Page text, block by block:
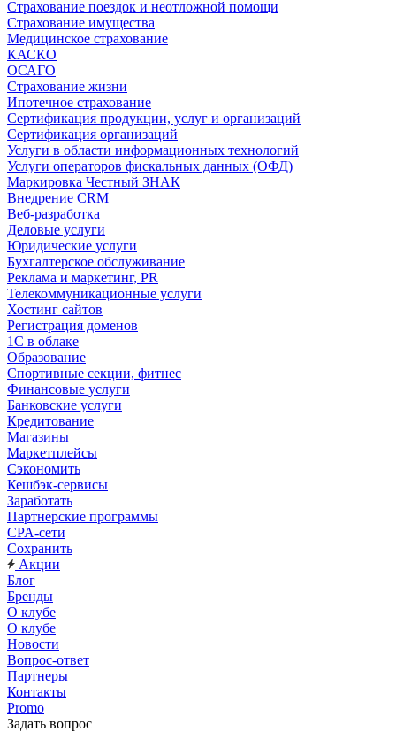
Страхование поездок и неотложной помощи
Страхование имущества
Медицинское страхование
КАСКО
ОСАГО
Страхование жизни
Ипотечное страхование
Сертификация продукции, услуг и организаций
Сертификация организаций
Услуги в области информационных технологий
Услуги операторов фискальных данных (ОФД)
Маркировка Честный ЗНАК
Внедрение CRM
Веб-разработка
Деловые услуги
Юридические услуги
Бухгалтерское обслуживание
Реклама и маркетинг, PR
Телекоммуникационные услуги
Хостинг сайтов
Регистрация доменов
1С в облаке
Образование
Спортивные секции, фитнес
Финансовые услуги
Банковские услуги
Кредитование
Магазины
Маркетплейсы
Сэкономить
Кешбэк-сервисы
Заработать
Партнерские программы
CPA-сети
Сохранить
Акции
Блог
Бренды
О клубе
О клубе
Новости
Вопрос-ответ
Партнеры
Контакты
Promo
Задать вопрос